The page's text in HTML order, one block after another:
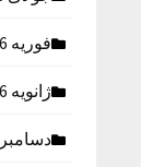
فوریه 2026
ژانویه 2026
دسامبر 2025